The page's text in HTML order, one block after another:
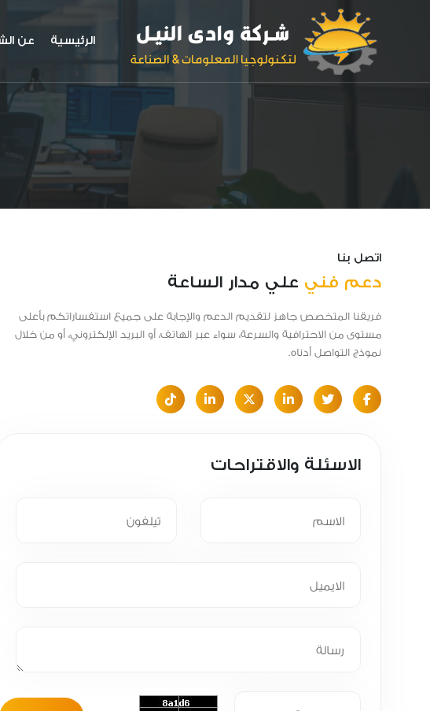
الرئيسية عن
اتصل بنا
دعم فني علي مدار الساعة
فريقنا المتخصص جاهز لتقديم الدعم والإجابة على جميع استفساراتكم بأعلى
مستوى من الاحترافية والسرعة، سواء عبر الهاتف، أو البريد الإلكتروني، أو من خلال
نموذج التواصل أدناه.
الاسئلة والاقتراحات